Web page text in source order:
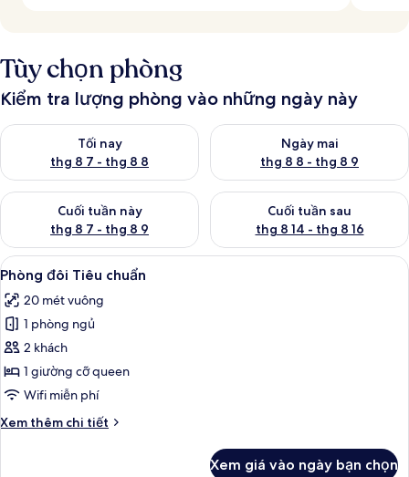
Tùy chọn phòng
Kiểm tra lượng phòng vào những ngày này
Tối nay
thg 8 7 - thg 8 8
Kiểm tra lượng phòng tối nay từ thg 8 7 - thg 8 8
Ngày mai
thg 8 8 - thg 8 9
Kiểm tra lượng phòng ngày
Cuối tuần này
thg 8 7 - thg 8 9
Kiểm tra lượng phòng cuối tuần này từ thg 8 7 - thg 8 9
Cuối tuần sau
thg 8 14 - thg 8 16
Kiểm tra lượng phòng cuối
Xem
tất
cả
ảnh
Phòng
đôi
Tiêu
Bộ đồ giường cao cấp, két bảo mật
11
Phòng đôi Tiêu chuẩn
20 mét vuông
1 phòng ngủ
2 khách
1 giường cỡ queen
Wifi miễn phí
Xem thêm chi tiết
Chi
Xem giá vào ngày bạn chọn